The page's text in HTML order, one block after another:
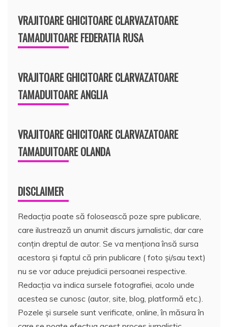
VRAJITOARE GHICITOARE CLARVAZATOARE
TAMADUITOARE FEDERATIA RUSA
VRAJITOARE GHICITOARE CLARVAZATOARE
TAMADUITOARE ANGLIA
VRAJITOARE GHICITOARE CLARVAZATOARE
TAMADUITOARE OLANDA
DISCLAIMER
Redacția poate să folosească poze spre publicare,
care ilustrează un anumit discurs jurnalistic, dar care
conțin dreptul de autor. Se va menționa însă sursa
acestora și faptul că prin publicare ( foto și/sau text)
nu se vor aduce prejudicii persoanei respective.
Redacția va indica sursele fotografiei, acolo unde
acestea se cunosc (autor, site, blog, platformă etc.).
Pozele și sursele sunt verificate, online, în măsura în